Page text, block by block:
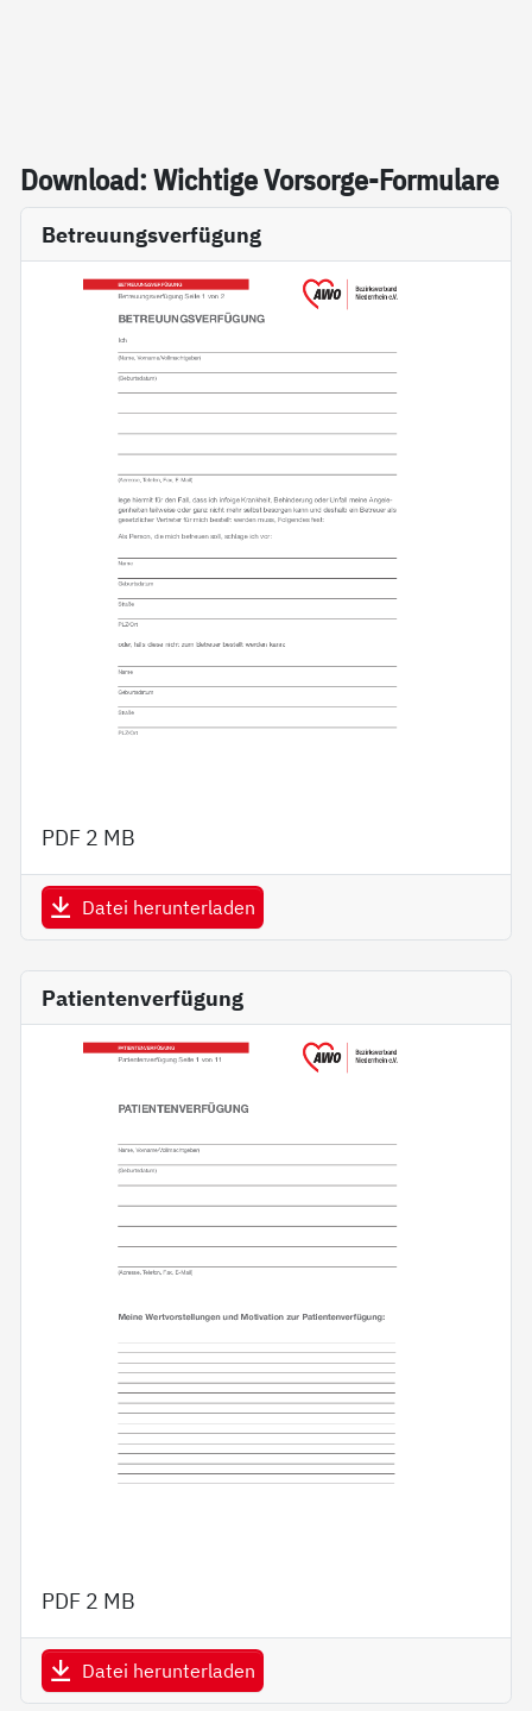
Down­load: Wich­ti­ge Vor­sor­ge-For­mu­la­re
Betreuungsverfügung
PDF 2 MB
Datei herunterladen
Patientenverfügung
PDF 2 MB
Datei herunterladen